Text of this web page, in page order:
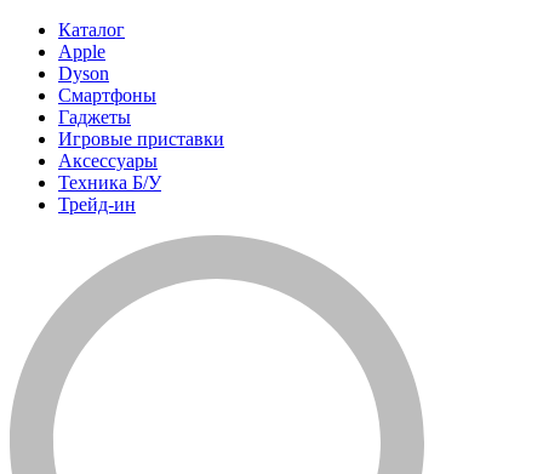
Каталог
Apple
Dyson
Смартфоны
Гаджеты
Игровые приставки
Аксессуары
Техника Б/У
Трейд-ин